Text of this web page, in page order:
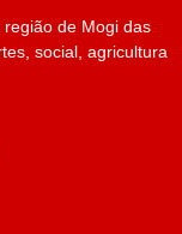
de Mogi das
social, agricultura